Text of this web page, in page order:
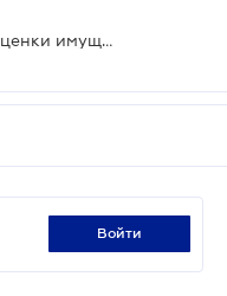
Над электронными площадками оценки имущества сгущаются тучи
войти